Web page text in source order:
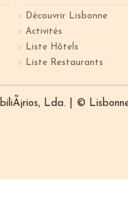
Découvrir Lisbonne
Activités
Liste Hôtels
Liste Restaurants
Lda. | ©